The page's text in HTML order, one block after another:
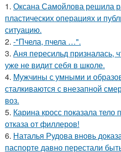
1. Оксана Самойлова решила
пластических операциях и
ситуацию.
2. -"Пчела, пчела …".
3. Аня пересильд призналась,
уже не видит себя в школе.
4. Мужчины с умными и
сталкиваются с внезапной
воз.
5. Карина кросс показала тело
отказа от филлеров!
6. Наталья Рудова вновь
паспорте давно перестали